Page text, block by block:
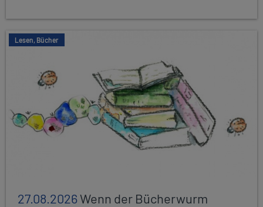
Lesen, Bücher
27.08.2026Wenn der Bücherwurm